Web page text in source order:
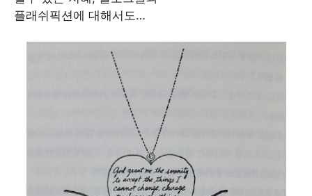
플래쉬픽션에 대해서도…